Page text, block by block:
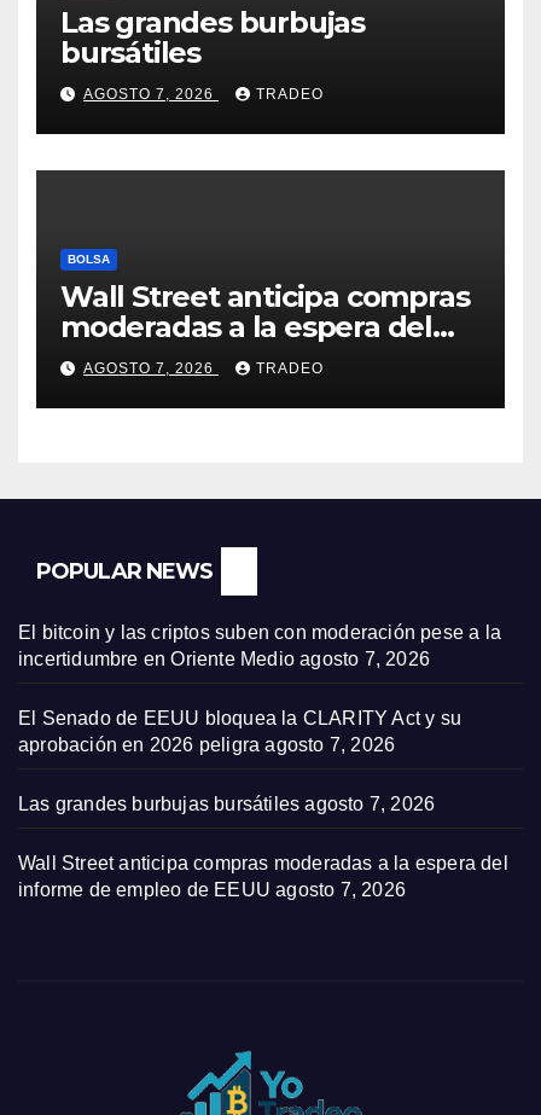
Las grandes burbujas
bursátiles
AGOSTO 7, 2026 TRADEO
BOLSA
Wall Street anticipa compras
moderadas a la espera del
informe de empleo de EEUU
AGOSTO 7, 2026 TRADEO
POPULAR NEWS
El bitcoin y las criptos suben con moderación pese a la
incertidumbre en Oriente Medio agosto 7, 2026
El Senado de EEUU bloquea la CLARITY Act y su
aprobación en 2026 peligra agosto 7, 2026
Las grandes burbujas bursátiles agosto 7, 2026
Wall Street anticipa compras moderadas a la espera del
informe de empleo de EEUU agosto 7, 2026